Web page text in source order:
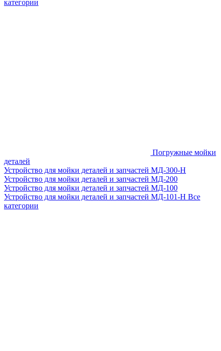
категории
Погружные мойки
деталей
Устройство для мойки деталей и запчастей МД-300-H
Устройство для мойки деталей и запчастей МД-200
Устройство для мойки деталей и запчастей МД-100
Устройство для мойки деталей и запчастей МД-101-Н Все
категории